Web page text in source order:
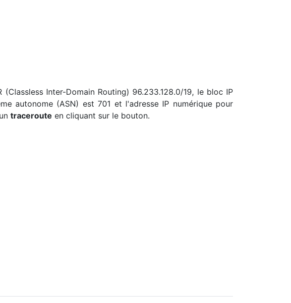
Inter-Domain Routing) 96.233.128.0/19, le bloc IP
autonome (ASN) est 701 et l'adresse IP numérique pour
traceroute en cliquant sur le bouton.